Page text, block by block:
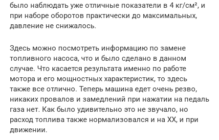
было наблюдать уже отличные показатели в 4 кг/см², и
при наборе оборотов практически до максимальных,
давление не снижалось.
Здесь можно посмотреть информацию по замене
топливного насоса, что и было сделано в данном
случае. Что касается результата именно по работе
мотора и его мощностных характеристик, то здесь
также все отлично. Теперь машина едет очень резво,
никаких провалов и замедлений при нажатии на педаль
газа нет. Как было удивительно это не звучало, но
расход топлива также нормализовался и на ХХ, и при
движении.